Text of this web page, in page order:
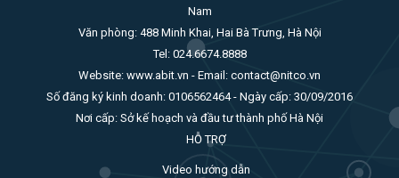
Nam
Văn phòng: 488 Minh Khai, Hai Bà Trưng, Hà Nội
Tel: 024.6674.8888
Website: www.abit.vn - Email: contact@nitco.vn
Số đăng ký kinh doanh: 0106562464 - Ngày cấp: 30/09/2016
Nơi cấp: Sở kế hoạch và đầu tư thành phố Hà Nội
HỖ TRỢ
Video hướng dẫn